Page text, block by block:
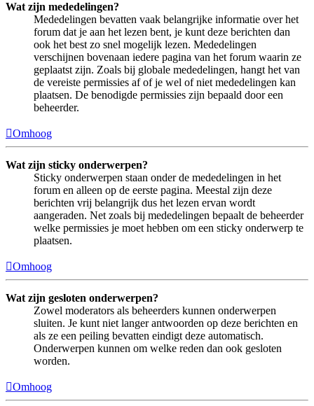
Wat zijn mededelingen?
Mededelingen bevatten vaak belangrijke informatie over het
forum dat je aan het lezen bent, je kunt deze berichten dan
ook het best zo snel mogelijk lezen. Mededelingen
verschijnen bovenaan iedere pagina van het forum waarin ze
geplaatst zijn. Zoals bij globale mededelingen, hangt het van
de vereiste permissies af of je wel of niet mededelingen kan
plaatsen. De benodigde permissies zijn bepaald door een
beheerder.
Omhoog
Wat zijn sticky onderwerpen?
Sticky onderwerpen staan onder de mededelingen in het
forum en alleen op de eerste pagina. Meestal zijn deze
berichten vrij belangrijk dus het lezen ervan wordt
aangeraden. Net zoals bij mededelingen bepaalt de beheerder
welke permissies je moet hebben om een sticky onderwerp te
plaatsen.
Omhoog
Wat zijn gesloten onderwerpen?
Zowel moderators als beheerders kunnen onderwerpen
sluiten. Je kunt niet langer antwoorden op deze berichten en
als ze een peiling bevatten eindigt deze automatisch.
Onderwerpen kunnen om welke reden dan ook gesloten
worden.
Omhoog